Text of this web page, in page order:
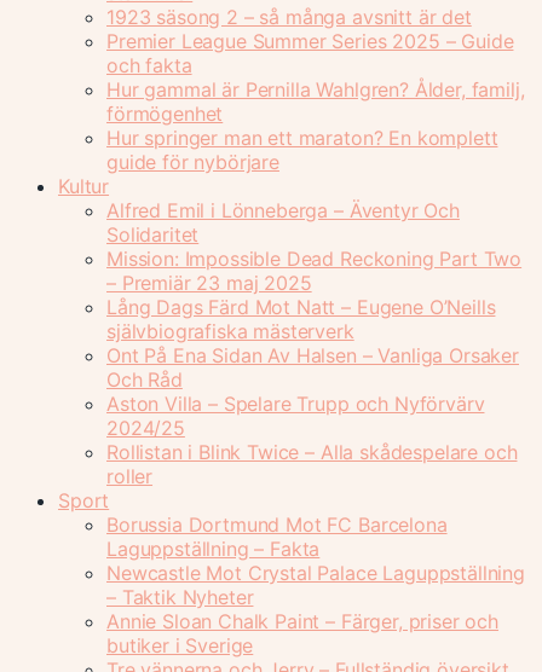
1923 säsong 2 – så många avsnitt är det
Premier League Summer Series 2025 – Guide
och fakta
Hur gammal är Pernilla Wahlgren? Ålder, familj,
förmögenhet
Hur springer man ett maraton? En komplett
guide för nybörjare
Kultur
Alfred Emil i Lönneberga – Äventyr Och
Solidaritet
Mission: Impossible Dead Reckoning Part Two
– Premiär 23 maj 2025
Lång Dags Färd Mot Natt – Eugene O’Neills
självbiografiska mästerverk
Ont På Ena Sidan Av Halsen – Vanliga Orsaker
Och Råd
Aston Villa – Spelare Trupp och Nyförvärv
2024/25
Rollistan i Blink Twice – Alla skådespelare och
roller
Sport
Borussia Dortmund Mot FC Barcelona
Laguppställning – Fakta
Newcastle Mot Crystal Palace Laguppställning
– Taktik Nyheter
Annie Sloan Chalk Paint – Färger, priser och
butiker i Sverige